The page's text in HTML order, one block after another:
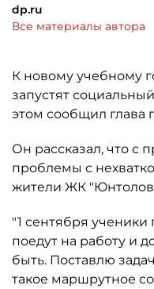
dp.ru
Все материалы автора
К новому учебному
запустят
этом сообщил глава
Он рассказал, что с
проблемы с
жители ЖК
"1 сентября ученики
поедут на работу и
быть. Поставлю
такое маршрутное